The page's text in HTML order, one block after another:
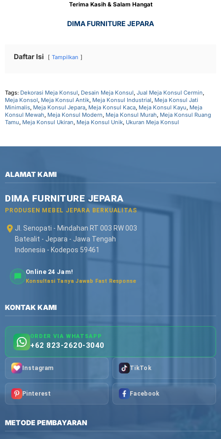
Terima Kasih & Salam Hangat
DIMA FURNITURE JEPARA
Daftar Isi Tampilkan
Tags: Dekorasi Meja Konsul, Desain Meja Konsul, Jual Meja Konsul Cermin,
Meja Konsol, Meja Konsul Antik, Meja Konsul Industrial, Meja Konsul Jati
Minimalis, Meja Konsul Jepara, Meja Konsul Kaca, Meja Konsul Kayu, Meja
Konsul Mewah, Meja Konsul Modern, Meja Konsul Murah, Meja Konsul Ruang
Tamu, Meja Konsul Ukiran, Meja Konsul Unik, Ukuran Meja Konsul
ALAMAT KAMI
DIMA FURNITURE JEPARA
PRODUSEN MEBEL JEPARA BERKUALITAS
Jl. Senopati - Mindahan RT 003 RW 003
Batealit - Jepara - Jawa Tengah
Indonesia - Kodepos 59461
Online 24 Jam!
Konsultasi Tanya Jawab Fast Response
KONTAK KAMI
ORDER VIA WHATSAPP
+62 823-2620-3040
Instagram TikTok
Pinterest Facebook
METODE PEMBAYARAN